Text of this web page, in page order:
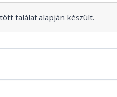
találat alapján készült.